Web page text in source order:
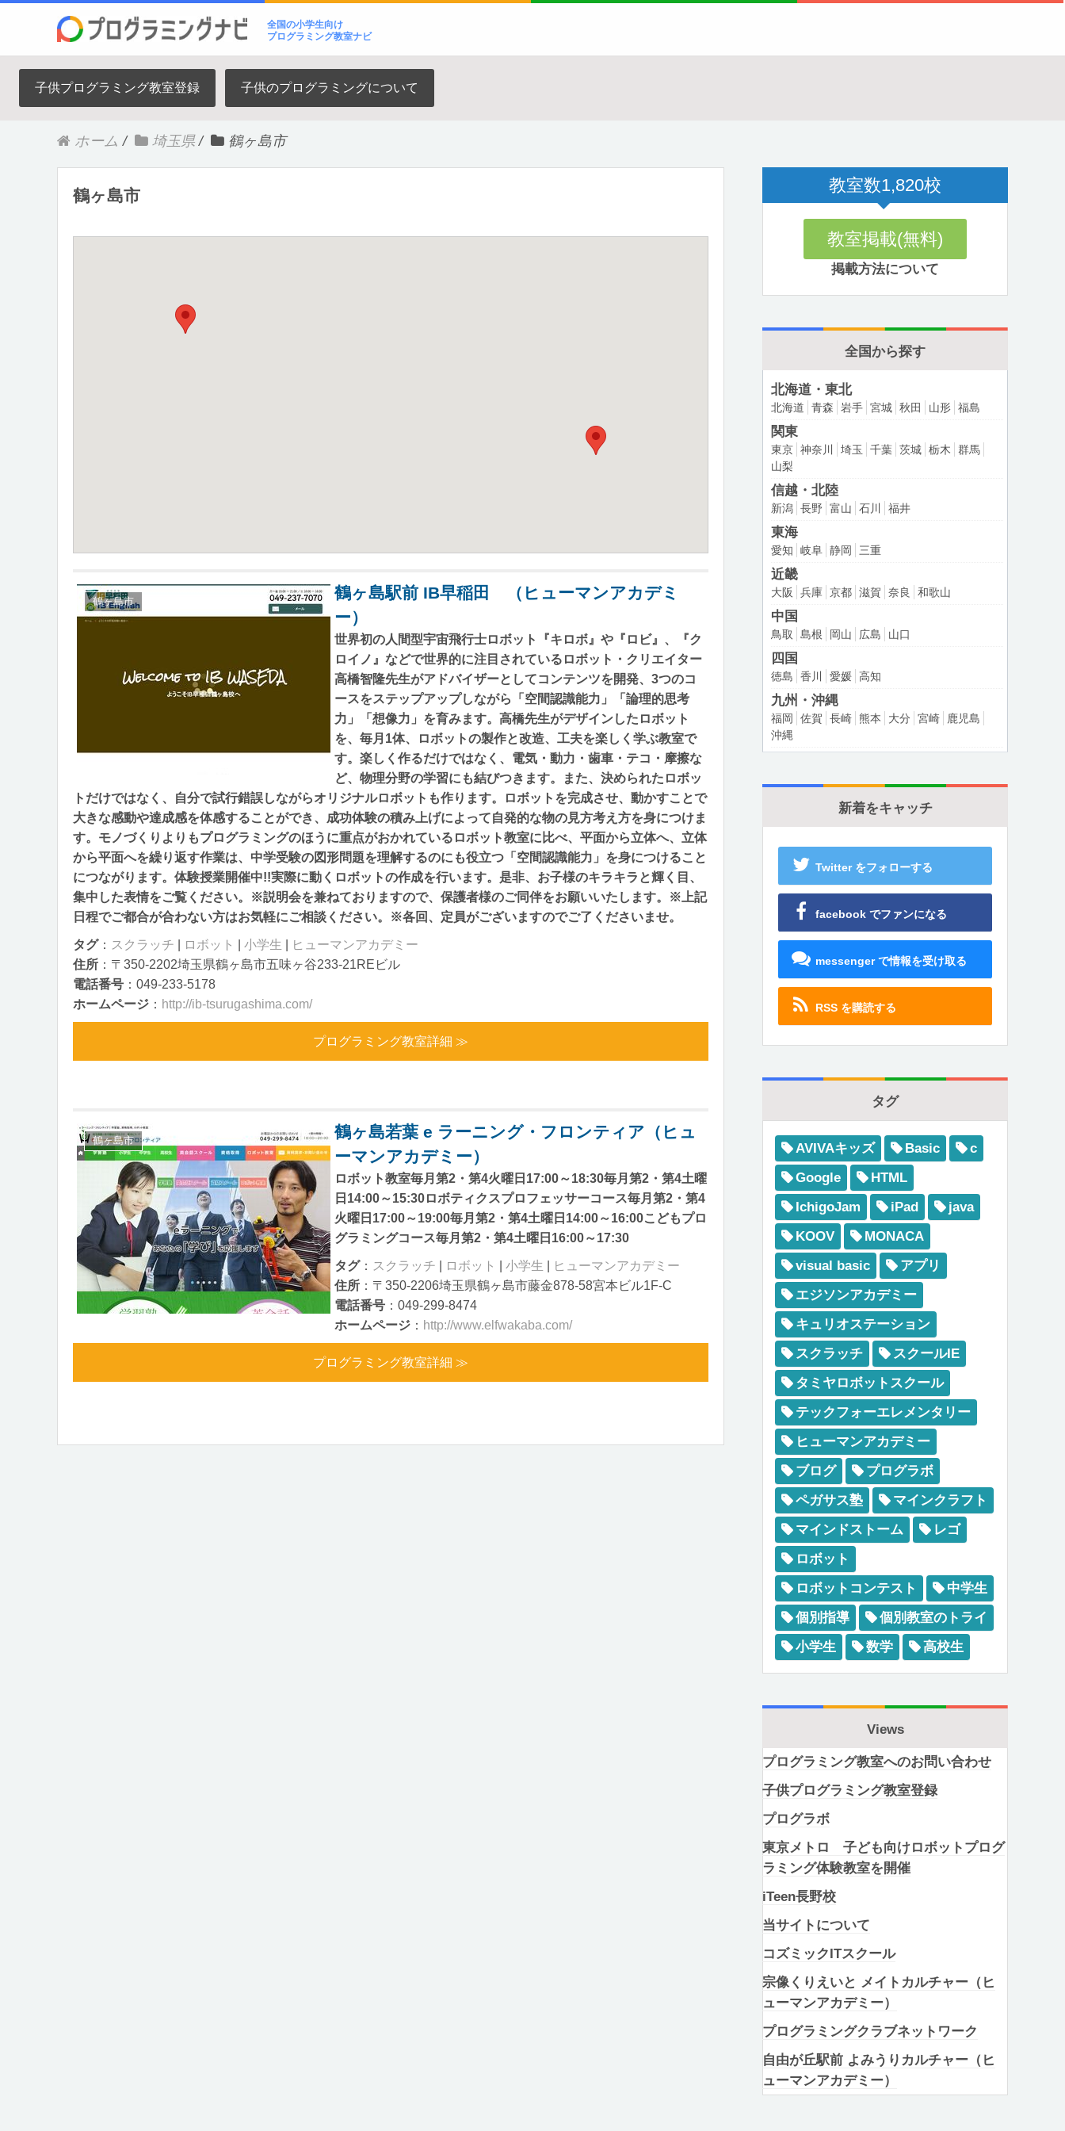
全国の小学生向け
プログラミング教室ナビ
子供プログラミング教室登録 子供のプログラミングについて
ホーム / 埼玉県 / 鶴ヶ島市
鶴ヶ島市
鶴ヶ島市
鶴ヶ島駅前 IB早稲田 （ヒューマンアカデミ
ー）
世界初の人間型宇宙飛行士ロボット『キロボ』や『ロビ』、『ク
ロイノ』などで世界的に注目されているロボット・クリエイター
高橋智隆先生がアドバイザーとしてコンテンツを開発、3つのコ
ースをステップアップしながら「空間認識能力」「論理的思考
力」「想像力」を育みます。高橋先生がデザインしたロボット
を、毎月1体、ロボットの製作と改造、工夫を楽しく学ぶ教室で
す。楽しく作るだけではなく、電気・動力・歯車・テコ・摩擦な
ど、物理分野の学習にも結びつきます。また、決められたロボッ
トだけではなく、自分で試行錯誤しながらオリジナルロボットも作ります。ロボットを完成させ、動かすことで
大きな感動や達成感を体感することができ、成功体験の積み上げによって自発的な物の見方考え方を身につけま
す。モノづくりよりもプログラミングのほうに重点がおかれているロボット教室に比べ、平面から立体へ、立体
から平面へを繰り返す作業は、中学受験の図形問題を理解するのにも役立つ「空間認識能力」を身につけること
につながります。体験授業開催中!!実際に動くロボットの作成を行います。是非、お子様のキラキラと輝く目、
集中した表情をご覧ください。※説明会を兼ねておりますので、保護者様のご同伴をお願いいたします。※上記
日程でご都合が合わない方はお気軽にご相談ください。※各回、定員がございますのでご了くださいませ。
タグ： スクラッチ ロボット 小学生
ヒューマンアカデミー
住所 ：〒350-2202埼玉県鶴ヶ島市五味ヶ谷233-21REビル
電話番号 ：049-233-5178
ホームページ ： http://ib-tsurugashima.com/
プログラミング教室詳細 ≫
鶴ヶ島市
鶴ヶ島若葉 e ラーニング・フロンティア（ヒュ
ーマンアカデミー）
ロボット教室毎月第2・第4火曜日17:00～18:30毎月第2・第4土曜
日14:00～15:30ロボティクスプロフェッサーコース毎月第2・第4
火曜日17:00～19:00毎月第2・第4土曜日14:00～16:00こどもプロ
グラミングコース毎月第2・第4土曜日16:00～17:30
タグ： スクラッチ ロボット 小学生
ヒューマンアカデミー
住所 ：〒350-2206埼玉県鶴ヶ島市藤金878-58宮本ビル1F-C
電話番号 ：049-299-8474
ホームページ ： http://www.elfwakaba.com/
プログラミング教室詳細 ≫
教室数1,820校
教室掲載(無料)
掲載方法について
全国から探す
北海道・東北
北海道 青森 岩手 宮城 秋田 山形 福島
関東
東京 神奈川 埼玉 千葉 茨城 栃木
群馬
山梨
信越・北陸
新潟 長野 富山 石川 福井
東海
愛知 岐阜 静岡 三重
近畿
大阪 兵庫 京都 滋賀 奈良 和歌山
中国
鳥取 島根 岡山 広島 山口
四国
徳島 香川 愛媛 高知
九州・沖縄
福岡 佐賀 長崎 熊本 大分 宮崎
鹿児島
沖縄
新着をキャッチ
Twitter をフォローする
facebook でファンになる
messenger で情報を受け取る
RSS を購読する
タグ
AVIVAキッズ Basic
c
Google
HTML
IchigoJam
iPad
java
KOOV
MONACA
visual basic
アプリ
エジソンアカデミー
キュリオステーション
スクラッチ
スクールIE
タミヤロボットスクール
テックフォーエレメンタリー
ヒューマンアカデミー
ブログ
プログラボ
ペガサス塾
マインクラフト
マインドストーム
レゴ
ロボット
ロボットコンテスト
中学生
個別指導
個別教室のトライ
小学生
数学 高校生
Views
プログラミング教室へのお問い合わせ
子供プログラミング教室登録
プログラボ
東京メトロ 子ども向けロボットプログ
ラミング体験教室を開催
iTeen長野校
当サイトについて
コズミックITスクール
宗像くりえいと メイトカルチャー（ヒ
ューマンアカデミー）
プログラミングクラブネットワーク
自由が丘駅前 よみうりカルチャー（ヒ
ューマンアカデミー）